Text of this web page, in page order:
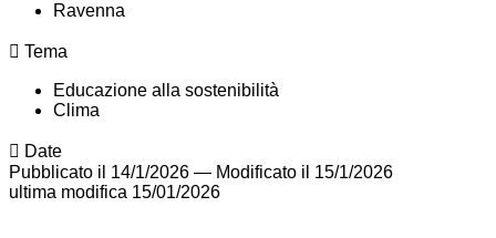
Ravenna
Tema
Educazione alla sostenibilità
Clima
Date
Pubblicato il 14/1/2026 — Modificato il 15/1/2026
ultima modifica 15/01/2026